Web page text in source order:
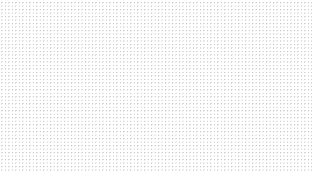
MAIL